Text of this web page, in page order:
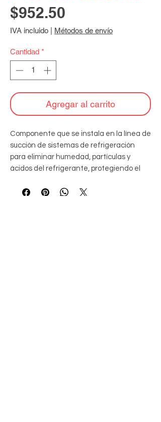
$952.50
IVA incluido Métodos de envío
Cantidad *
Agregar al carrito
Componente que se instala en la línea de
succión de sistemas de refrigeración
para eliminar humedad, partículas y
ácidos del refrigerante, protegiendo el
sistema. Anti-ácidos 70% de alúmina